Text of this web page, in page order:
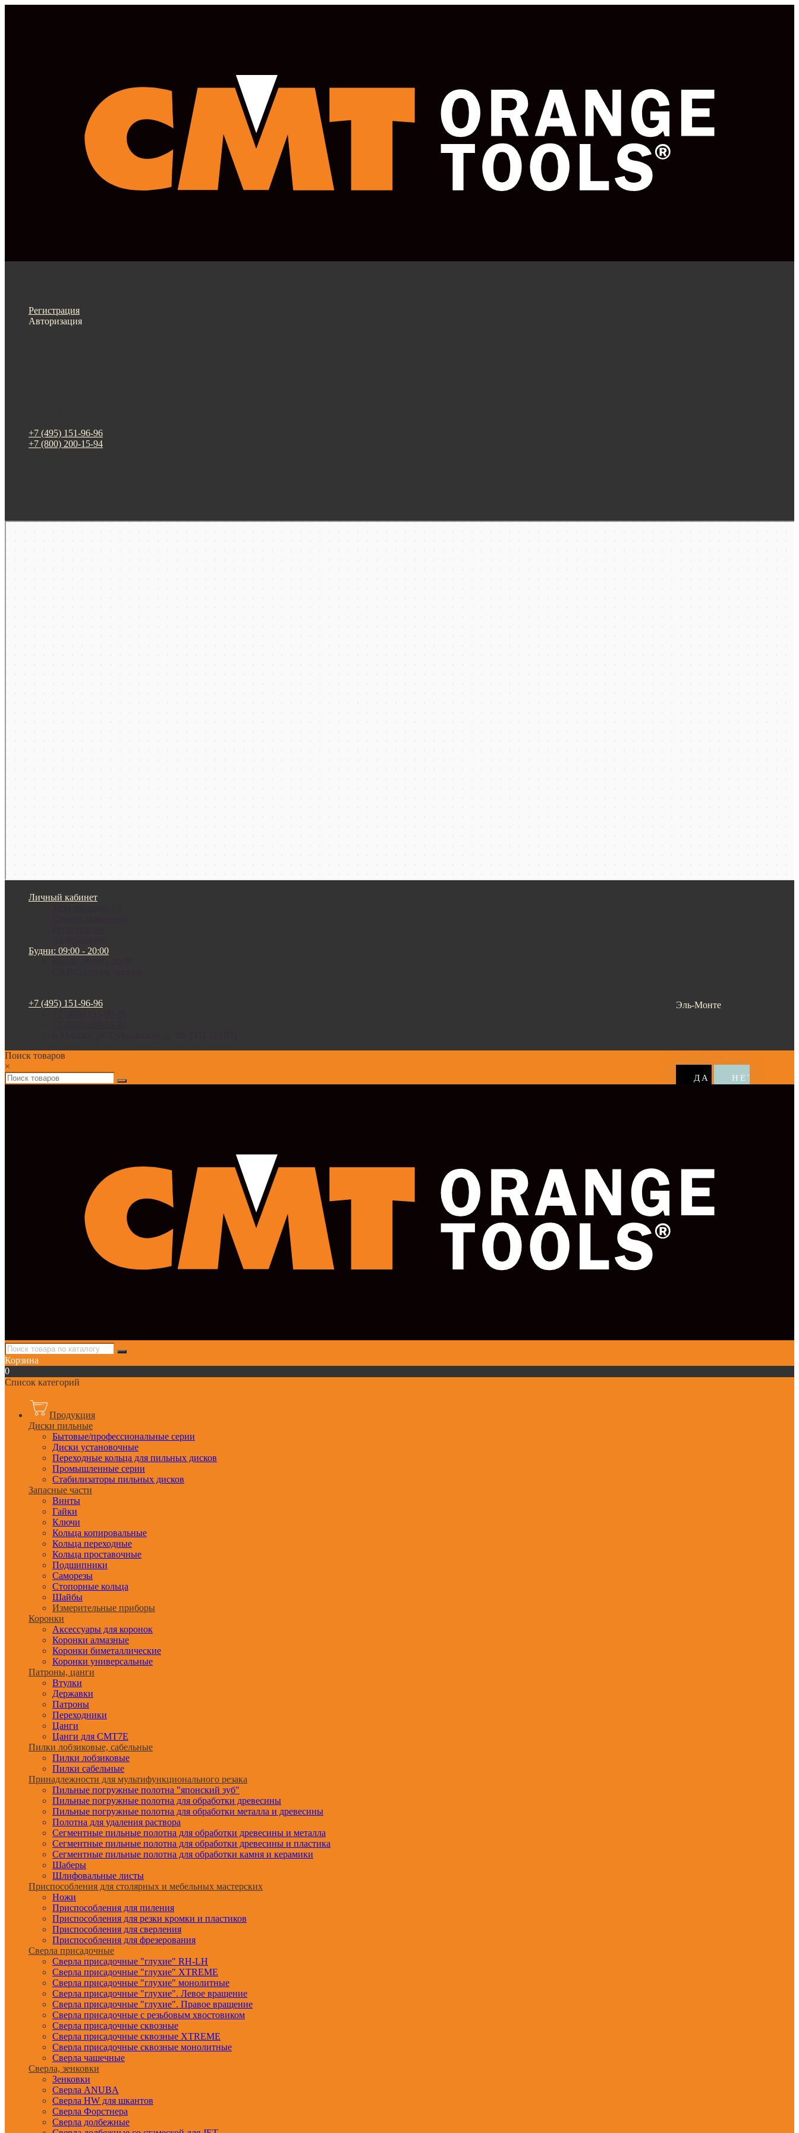
Регистрация
Авторизация
+7 (495) 151-96-96
+7 (800) 200-15-94
Москва
Личный кабинет
Будни: 09:00 - 20:00
Эль-Монте
+7 (495) 151-96-96
Поиск товаров
×
Корзина
0
Список категорий
Продукция
Диски пильные
Бытовые/профессиональные серии
Диски установочные
Переходные кольца для пильных дисков
Промышленные серии
Стабилизаторы пильных дисков
Запасные части
Винты
Гайки
Ключи
Кольца копировальные
Кольца переходные
Кольца проставочные
Подшипники
Саморезы
Стопорные кольца
Шайбы
Измерительные приборы
Коронки
Аксессуары для коронок
Коронки алмазные
Коронки биметаллические
Коронки универсальные
Патроны, цанги
Втулки
Державки
Патроны
Переходники
Цанги
Цанги для CMT7E
Пилки лобзиковые, сабельные
Пилки лобзиковые
Пилки сабельные
Принадлежности для мультифункционального резака
Пильные погружные полотна "японский зуб"
Пильные погружные полотна для обработки древесины
Пильные погружные полотна для обработки металла и древесины
Полотна для удаления раствора
Сегментные пильные полотна для обработки древесины и металла
Сегментные пильные полотна для обработки древесины и пластика
Сегментные пильные полотна для обработки камня и керамики
Шаберы
Шлифовальные листы
Приспособления для столярных и мебельных мастерских
Ножи
Приспособления для пиления
Приспособления для резки кромки и пластиков
Приспособления для сверления
Приспособления для фрезерования
Сверла присадочные
Сверла присадочные "глухие" RH-LH
Сверла присадочные "глухие" XTREME
Сверла присадочные "глухие" монолитные
Сверла присадочные "глухие". Левое вращение
Сверла присадочные "глухие". Правое вращение
Сверла присадочные с резьбовым хвостовиком
Сверла присадочные сквозные
Сверла присадочные сквозные XTREME
Сверла присадочные сквозные монолитные
Сверла чашечные
Сверла, зенковки
Зенковки
Сверла ANUBA
Сверла HW для шкантов
Сверла Форстнера
Сверла долбежные